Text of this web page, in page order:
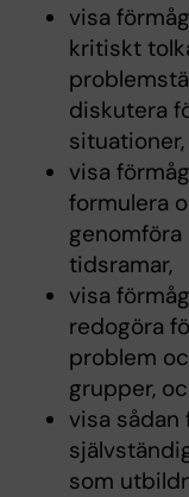
visa
kritiskt
diskutera
situationer,
visa
formulera
tidsramar,
visa
redogöra
problem
grupper,
visa
som